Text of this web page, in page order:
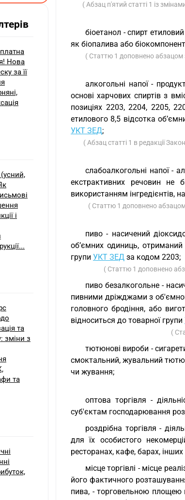
( Абзац п'ятий статті 1 із
біоетанол - спирт
як біопалива або
( Статтю 1 доповнено абзацом
алкогольні напої -
основі харчових спиртів з
позиціях 2203, 2204, 2205,
етилового 8,5 відсотка
УКТ ЗЕД;
( Абзац статті 1 в редакції
слабоалкогольні напої -
екстрактивних речовин не
використанням інгредієнтів,
( Статтю 1 доповнено абзацом
пиво - насичений
об’ємних одиниць,
групи УКТ ЗЕД за кодом 2203;
( Статтю 1 доповнено
пиво безалкогольне -
пивними дріжджами з
головного бродіння, або
відноситься до товарної групи
(
тютюнові вироби -
смоктальний, жувальний
чи жування;
оптова торгівля -
суб'єктам господарювання
роздрібна торгівля -
для їх особистого
ресторанах, кафе, барах,
місце торгівлі - місце
його фактичного
пива, - торговельною площею
Нова
за її
і
та
зміни з
та